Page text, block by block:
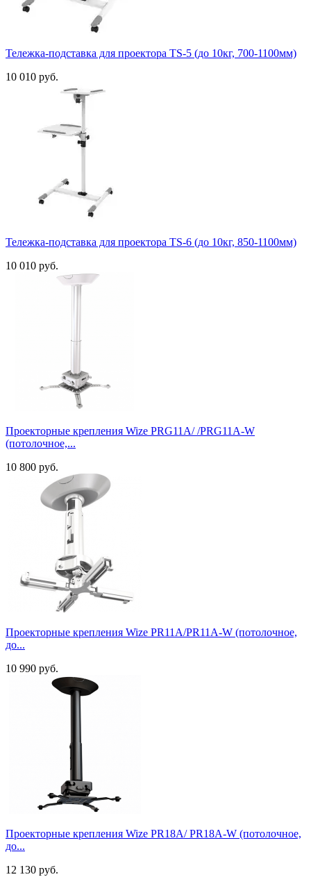
Тележка-подставка для проектора TS-5 (до 10кг, 700-1100мм)
10 010 руб.
Тележка-подставка для проектора TS-6 (до 10кг, 850-1100мм)
10 010 руб.
Проекторные крепления Wize PRG11A/ /PRG11A-W
(потолочное,...
10 800 руб.
Проекторные крепления Wize PR11A/PR11A-W (потолочное,
до...
10 990 руб.
Проекторные крепления Wize PR18A/ PR18A-W (потолочное,
до...
12 130 руб.